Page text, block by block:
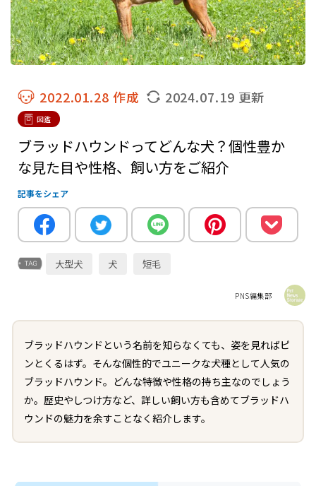
2022.01.28 作成 2024.07.19 更新
図鑑
ブラッドハウンドってどんな犬？個性豊か
な見た目や性格、飼い方をご紹介
記事をシェア
大型犬 犬 短毛
PNS編集部
ブラッドハウンドという名前を知らなくても、姿を見ればピ
ンとくるはず。そんな個性的でユニークな犬種として人気の
ブラッドハウンド。どんな特徴や性格の持ち主なのでしょう
か。歴史やしつけ方など、詳しい飼い方も含めてブラッドハ
ウンドの魅力を余すことなく紹介します。